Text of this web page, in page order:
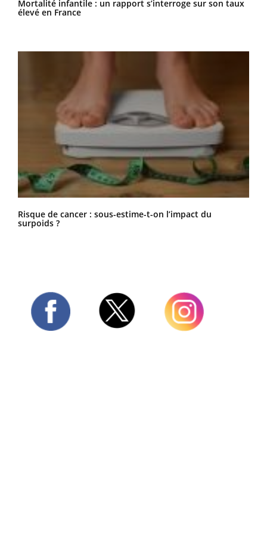
Mortalité infantile : un rapport s’interroge sur son taux
élevé en France
Risque de cancer : sous-estime-t-on l’impact du
surpoids ?